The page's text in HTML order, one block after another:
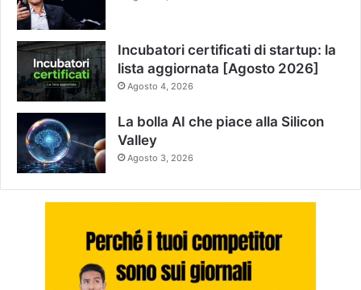
Incubatori certificati di startup: la
lista aggiornata [Agosto 2026]
Agosto 4, 2026
La bolla AI che piace alla Silicon
Valley
Agosto 3, 2026